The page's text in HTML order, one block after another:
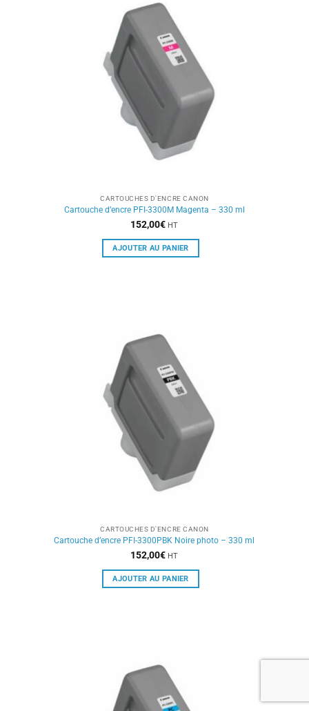
CARTOUCHES D'ENCRE CANON
Cartouche d’encre PFI-3300M Magenta – 330 ml
152,00€ HT
AJOUTER AU PANIER
CARTOUCHES D'ENCRE CANON
Cartouche d’encre PFI-3300PBK Noire photo – 330 ml
152,00€ HT
AJOUTER AU PANIER